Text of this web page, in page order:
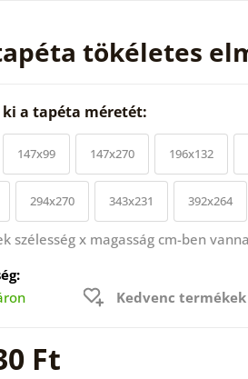
tökéletes
ki a tapéta méretét:
147x99 147x270 196x132
294x270 343x231 392x264
szélesség x magasság cm-ben
Kedvenc
Ft